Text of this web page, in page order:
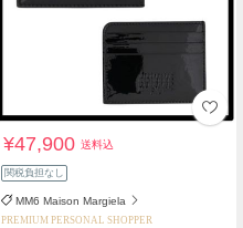
¥47,900送料込
関税負担なし
MM6 Maison Margiela
PREMIUM PERSONAL SHOPPER